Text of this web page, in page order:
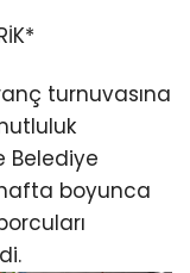
turnuvasına
Belediye
hafta boyunca